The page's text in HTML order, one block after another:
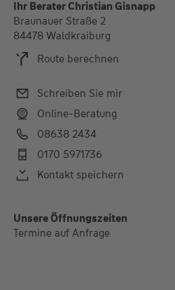
Ihr Berater Christian Gisnapp
Braunauer Straße 2
84478 Waldkraiburg
Route berechnen
Schreiben Sie mir
Online-Beratung
08638 2434
0170 5971736
Kontakt speichern
Unsere Öffnungszeiten
Termine auf Anfrage